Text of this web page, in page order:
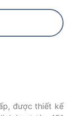
được thiết kế